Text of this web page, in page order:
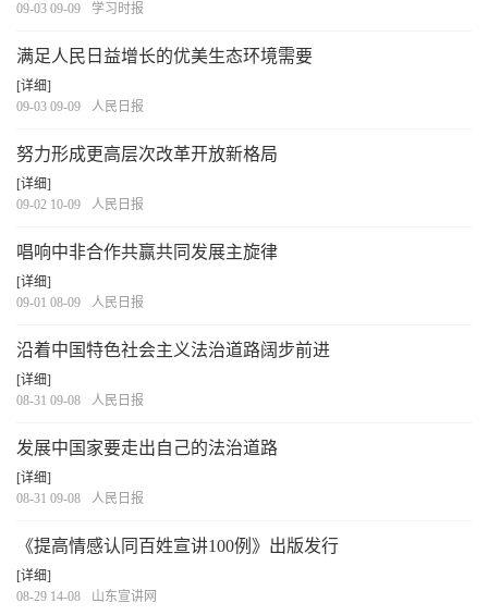
09-03 09-09
学习时报
满足人民日益增长的优美生态环境需要
[详细]
09-03 09-09
人民日报
努力形成更高层次改革开放新格局
[详细]
09-02 10-09
人民日报
唱响中非合作共赢共同发展主旋律
[详细]
09-01 08-09
人民日报
沿着中国特色社会主义法治道路阔步前进
[详细]
08-31 09-08
人民日报
发展中国家要走出自己的法治道路
[详细]
08-31 09-08
人民日报
《提高情感认同百姓宣讲100例》出版发行
[详细]
08-29 14-08
山东宣讲网